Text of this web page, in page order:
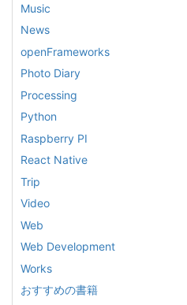
Music
News
openFrameworks
Photo Diary
Processing
Python
Raspberry PI
React Native
Trip
Video
Web
Web Development
Works
おすすめの書籍